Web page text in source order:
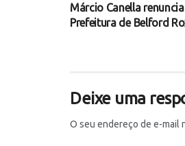
Márcio Canella
Prefeitura de Belford
Deixe uma
O seu endereço de e-mail